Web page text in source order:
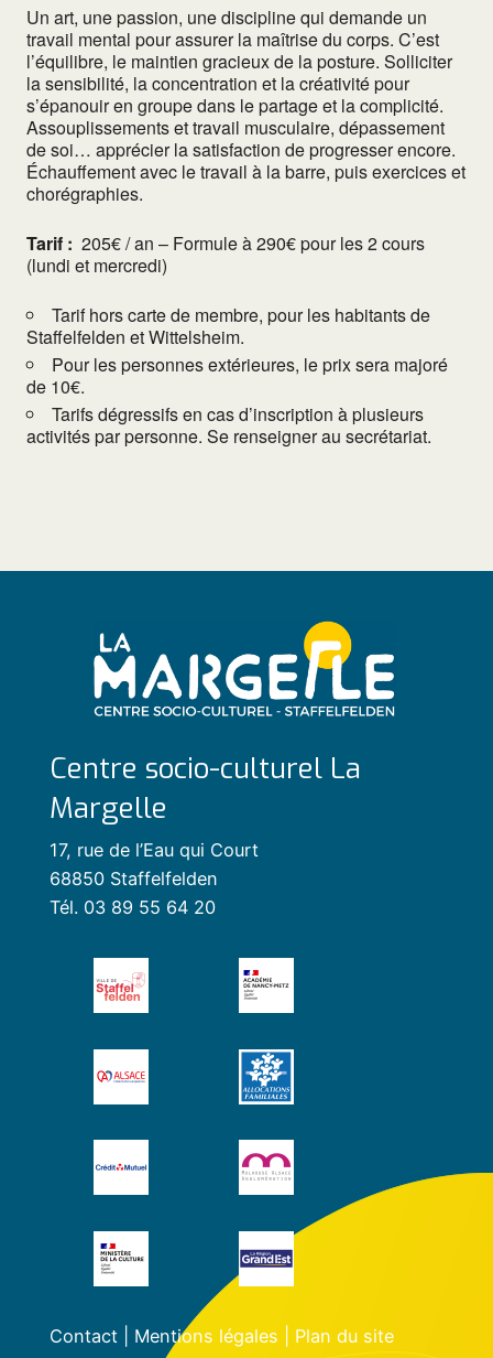
Un art, une passion, une discipline qui demande un
travail mental pour assurer la maîtrise du corps. C’est
l’équilibre, le maintien gracieux de la posture. Solliciter
la sensibilité, la concentration et la créativité pour
s’épanouir en groupe dans le partage et la complicité.
Assouplissements et travail musculaire, dépassement
de soi… apprécier la satisfaction de progresser encore.
Échauffement avec le travail à la barre, puis exercices et
chorégraphies.
Tarif : 205€ / an – Formule à 290€ pour les 2 cours
(lundi et mercredi)
Tarif hors carte de membre, pour les habitants de
Staffelfelden et Wittelsheim.
Pour les personnes extérieures, le prix sera majoré
de 10€.
Tarifs dégressifs en cas d’inscription à plusieurs
activités par personne. Se renseigner au secrétariat.
Centre socio-culturel La
Margelle
17, rue de l’Eau qui Court
68850 Staffelfelden
Tél. 03 89 55 64 20
Contact| Mentions légales Plan du site